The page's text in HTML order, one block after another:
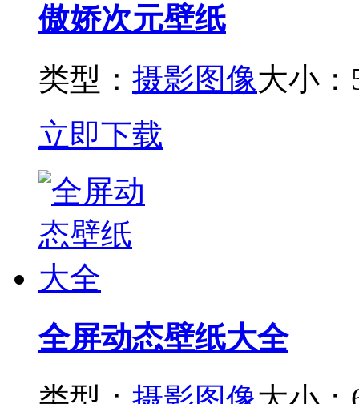
傲娇次元壁纸
类型： 摄影图像大小：
立即下载
全屏动态壁纸大全